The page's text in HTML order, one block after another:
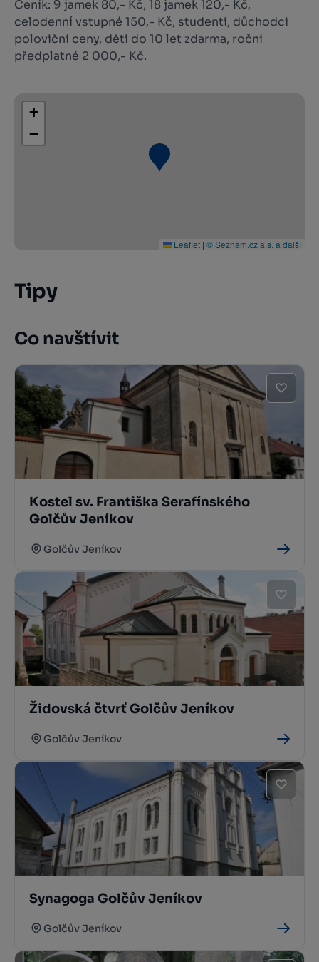
Ceník: 9 jamek 80,- Kč, 18 jamek 120,- Kč,
celodenní vstupné 150,- Kč, studenti, důchodci
poloviční ceny, děti do 10 let zdarma, roční
předplatné 2 000,- Kč.
+
−
Leaflet | © Seznam.cz a.s. a další
Tipy
Co navštívit
Kostel sv. Františka Serafínského
Golčův Jeníkov
Golčův Jeníkov
Židovská čtvrť Golčův Jeníkov
Golčův Jeníkov
Synagoga Golčův Jeníkov
Golčův Jeníkov